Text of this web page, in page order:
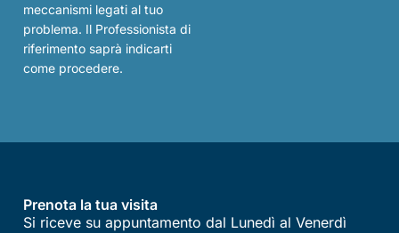
meccanismi legati al tuo
problema. Il Professionista di
riferimento saprà indicarti
come procedere.
Prenota la tua visita
Si riceve su appuntamento dal Lunedì al Venerdì